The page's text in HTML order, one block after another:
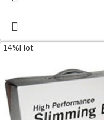
-14%Hot